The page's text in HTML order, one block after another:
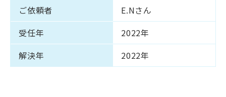
ご依頼者
E.Nさん
受任年
2022年
解決年
2022年